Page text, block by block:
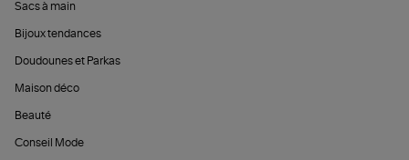
Sacs à main
Bijoux tendances
Doudounes et Parkas
Maison déco
Beauté
Conseil Mode